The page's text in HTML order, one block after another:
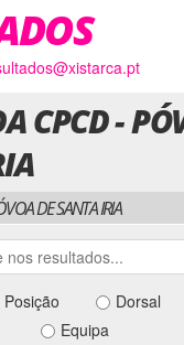
CPCD -
DE SANTA IRIA
Posição Dorsal
Equipa